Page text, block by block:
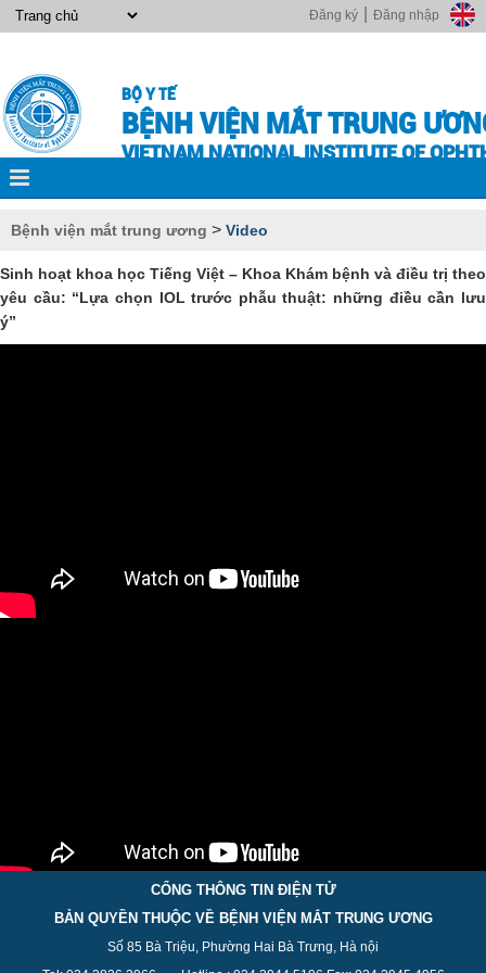
Đăng nhập
Đăng ký
BỘ Y TẾ
BỆNH VIỆN MẮT TRUNG
VIETNAM NATIONAL INSTITUTE OF
Bệnh viện mắt trung ương > Video
Sinh hoạt khoa học Tiếng Việt – Khoa Khám bệnh và điều trị theo
yêu cầu: “Lựa chọn IOL trước phẫu thuật: những điều cần lưu
ý”
CỔNG THÔNG TIN ĐIỆN TỬ
BẢN QUYỀN THUỘC VỀ BỆNH VIỆN MẮT TRUNG ƯƠNG
Số 85 Bà Triệu, Phường Hai Bà Trưng, Hà nội